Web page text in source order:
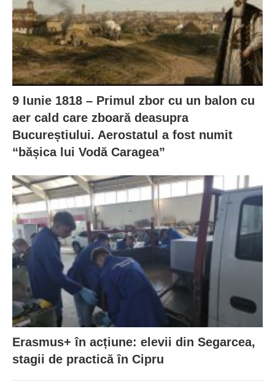
9 Iunie 1818 – Primul zbor cu un balon cu
aer cald care zboară deasupra
Bucureștiului. Aerostatul a fost numit
“bășica lui Vodă Caragea”
Erasmus+ în acțiune: elevii din Segarcea,
stagii de practică în Cipru